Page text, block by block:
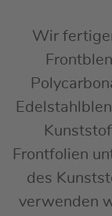
Wir
Frontfolien
des
verwenden